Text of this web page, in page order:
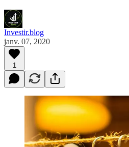
Investir.blog
janv. 07, 2020
1